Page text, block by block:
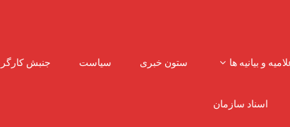
و بیانیه ها ستون خبری سیاست جنبش
اسناد سازمان